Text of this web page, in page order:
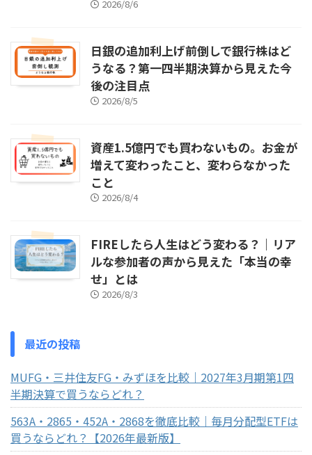
2026/8/6
日銀の追加利上げ前倒しで銀行株はど
うなる？第一四半期決算から見えた今
後の注目点
2026/8/5
資産1.5億円でも買わないもの。お金が
増えて変わったこと、変わらなかった
こと
2026/8/4
FIREしたら人生はどう変わる？｜リア
ルな参加者の声から見えた「本当の幸
せ」とは
2026/8/3
最近の投稿
MUFG・三井住友FG・みずほを比較｜2027年3月期第1四
半期決算で買うならどれ？
563A・2865・452A・2868を徹底比較｜毎月分配型ETFは
買うならどれ？【2026年最新版】